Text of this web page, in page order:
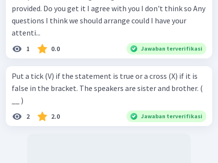
provided. Do you get it I agree with you I don't think so Any
questions I think we should arrange could I have your
attenti...
1 0.0 Jawaban terverifikasi
Put a tick (V) if the statement is true or a cross (X) if it is
false in the bracket. The speakers are sister and brother. (
__ )
2 2.0 Jawaban terverifikasi